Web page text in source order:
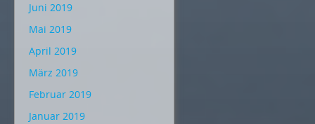
Juni 2019
Mai 2019
April 2019
März 2019
Februar 2019
Januar 2019